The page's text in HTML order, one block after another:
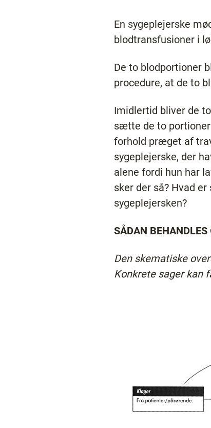
En sygeplejerske
blodtransfusioner i
De to blodportioner
procedure, at de to
Imidlertid bliver de
sætte de to
forhold præget af
sygeplejerske, der
alene fordi hun har
sker der så? Hvad
sygeplejersken?
SÅDAN
Den skematiske
Konkrete sager kan